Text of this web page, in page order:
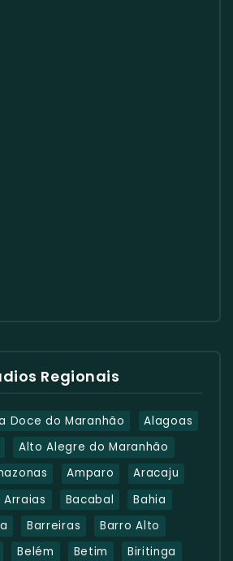
Regionais
Doce do Maranhão
Alagoas
Alto Alegre do Maranhão
Amparo
Aracaju
Arraias Bacabal
Bahia
Barreiras
Barro Alto
Belém Betim Biritinga